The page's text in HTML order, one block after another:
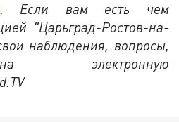
. Если вам есть чем
"Царьград-Ростов-на-
наблюдения, вопросы,
электронную